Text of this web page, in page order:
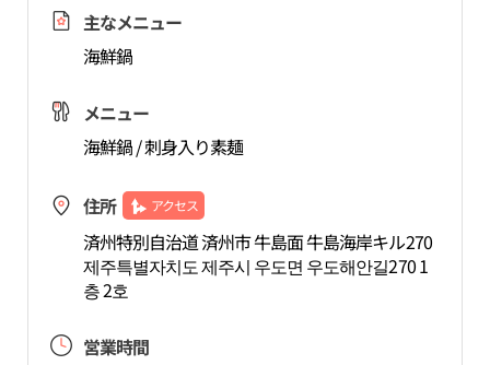
主なメニュー
海鮮鍋
メニュー
海鮮鍋 / 刺身入り素麺
住所 アクセス
済州特別自治道 済州市 牛島面 牛島海岸キル270
제주특별자치도 제주시 우도면 우도해안길270 1
층 2호
営業時間